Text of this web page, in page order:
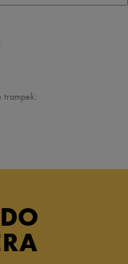
trampek: